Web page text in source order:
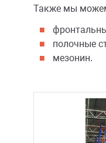
Также мы
полочные
мезонин.